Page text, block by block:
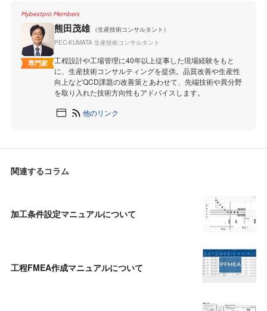
Mybestpro Members
専門家
熊田茂雄
（生産技術コンサルタント）
PEC-KUMATA 生産技術コンサルタント
工程設計や工場管理に40年以上従事した現場経験をもと
に、生産技術コンサルティングを提供。品質改善や生産性
向上などQCD課題の改善策とあわせて、先端技術や異分野
を取り入れた技術方向性もアドバイスします。
他のリンク
関連するコラム
加工条件設定マニュアルについて
工程FMEA作成マニュアルについて